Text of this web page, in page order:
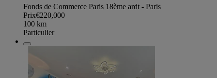
Fonds de Commerce Paris 18ème ardt - Paris
Prix€220,000
100 km
Particulier